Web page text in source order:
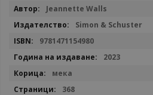
Повече
Jeannette Walls
Simon & Schuster
9781471154980
2023
мека
368